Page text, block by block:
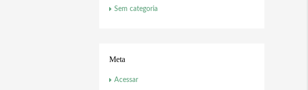
Sem categoria
Meta
Acessar